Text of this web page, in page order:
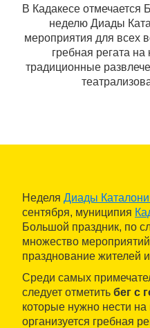
В Кадакесе отмечается
неделю Диады
мероприятия для всех
гребная регата на
традиционные
Неделя Диады
сентября, муниципия
Большой праздник, по
множество
празднование жителей и
Среди самых
следует отметить бег с
которые нужно нести на
организуется гребная